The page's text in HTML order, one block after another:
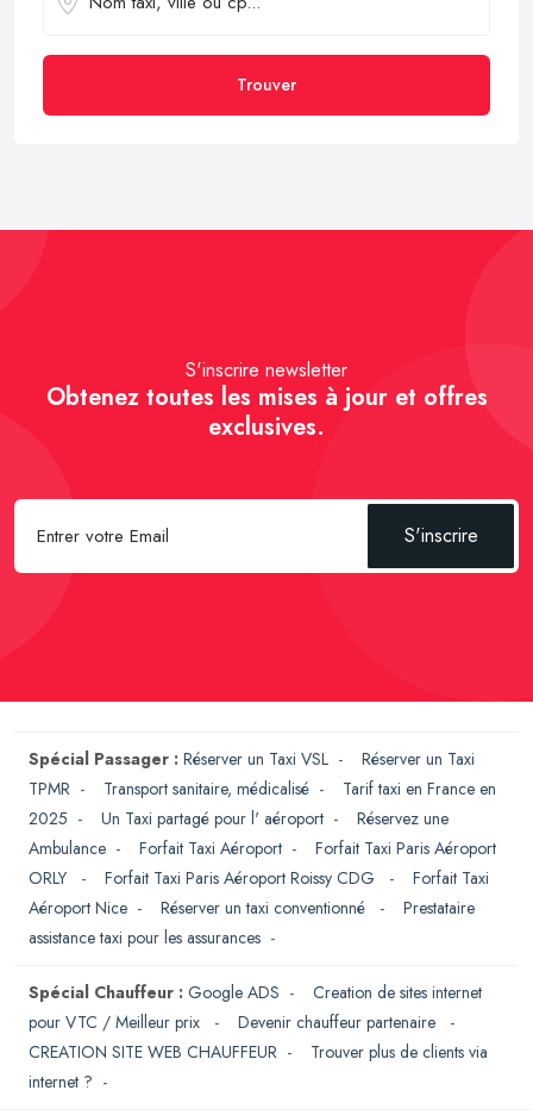
Trouver
S'inscrire newsletter
Obtenez toutes les mises à jour et offres
exclusives.
S'inscrire
Spécial Passager : Réserver un Taxi VSL - Réserver un Taxi
TPMR - Transport sanitaire, médicalisé - Tarif taxi en France en
2025 - Un Taxi partagé pour l' aéroport - Réservez une
Ambulance - Forfait Taxi Aéroport - Forfait Taxi Paris Aéroport
ORLY
- Forfait Taxi Paris Aéroport Roissy CDG - Forfait Taxi
Aéroport Nice - Réserver un taxi conventionné - Prestataire
assistance taxi pour les assurances -
Spécial Chauffeur : Google ADS - Creation de sites internet
pour VTC / Meilleur prix
- Devenir chauffeur partenaire
-
CREATION SITE WEB CHAUFFEUR - Trouver plus de clients via
internet ? -